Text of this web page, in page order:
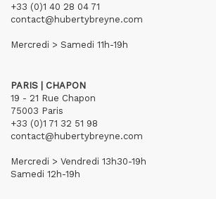
+33 (0)1 40 28 04 71
contact@hubertybreyne.com
Mercredi > Samedi 11h-19h
PARIS | CHAPON
19 - 21 Rue Chapon
75003 Paris
+33 (0)1 71 32 51 98
contact@hubertybreyne.com
Mercredi > Vendredi 13h30-19h
Samedi 12h-19h